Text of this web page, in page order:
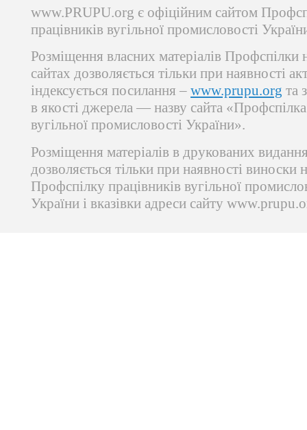
www.PRUPU.org є офіційним сайтом
працівників вугільної промисловості
Розміщення власних матеріалів Профспілки
сайтах дозволяється тільки при наявності
індексується посилання – www.prupu.org та
в якості джерела — назву сайта «Профспілка
вугільної промисловості України».
Розміщення матеріалів в друкованих
дозволяється тільки при наявності виноски
Профспілку працівників вугільної
України і вказівки адреси сайту